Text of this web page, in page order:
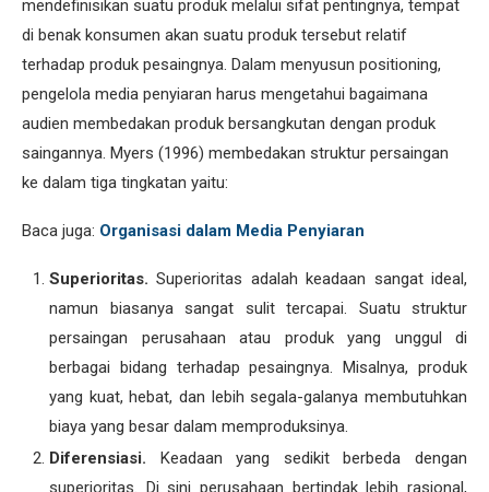
mendefinisikan suatu produk melalui sifat pentingnya, tempat
di benak konsumen akan suatu produk tersebut relatif
terhadap produk pesaingnya. Dalam menyusun positioning,
pengelola media penyiaran harus mengetahui bagaimana
audien membedakan produk bersangkutan dengan produk
saingannya. Myers (1996) membedakan struktur persaingan
ke dalam tiga tingkatan yaitu:
Baca juga: Organisasi dalam Media Penyiaran
Superioritas. Superioritas adalah keadaan sangat ideal,
namun biasanya sangat sulit tercapai. Suatu struktur
persaingan perusahaan atau produk yang unggul di
berbagai bidang terhadap pesaingnya. Misalnya, produk
yang kuat, hebat, dan lebih segala-galanya membutuhkan
biaya yang besar dalam memproduksinya.
Diferensiasi. Keadaan yang sedikit berbeda dengan
superioritas. Di sini perusahaan bertindak lebih rasional,